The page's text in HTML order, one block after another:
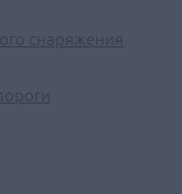
снаряжения